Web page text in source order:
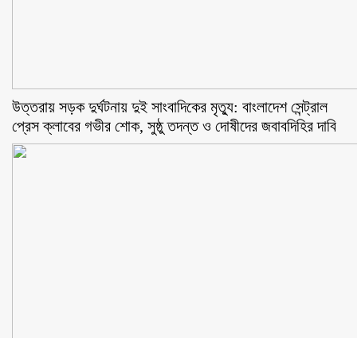
উত্তরায় সড়ক দুর্ঘটনায় দুই সাংবাদিকের মৃত্যু: বাংলাদেশ সেন্ট্রাল
প্রেস ক্লাবের গভীর শোক, সুষ্ঠু তদন্ত ও দোষীদের জবাবদিহির দাবি